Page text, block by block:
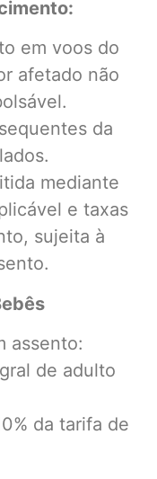
em voos do
afetado não
da
mediante
e taxas
sujeita à
assento:
de adulto
da tarifa de